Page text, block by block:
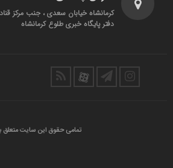
دفتر پایگاه خبری طلوع کرمانشاه
تمامی حقوق این سایت متعلق